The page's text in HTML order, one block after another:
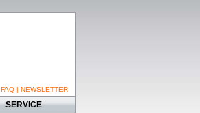
FAQ | NEWSLETTER
SERVICE